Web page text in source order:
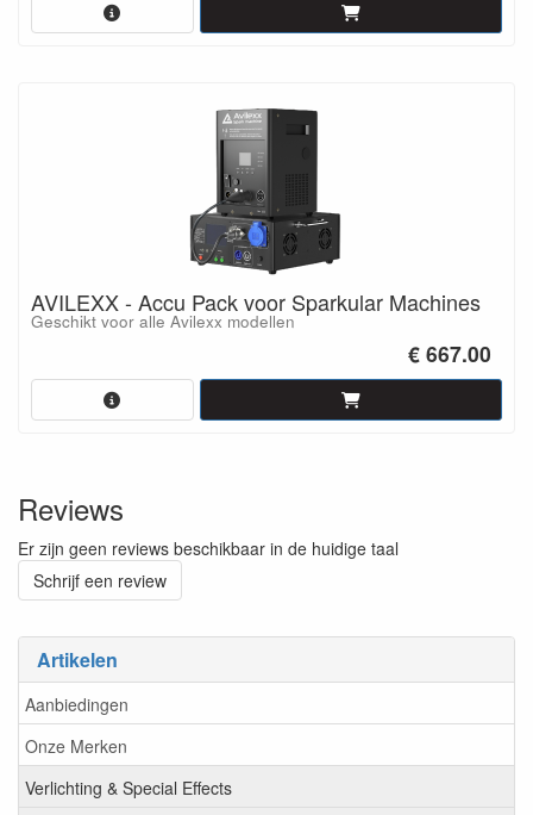
Artikelen
Aanbiedingen
Onze Merken
Verlichting & Special Effects
AVILEXX - Accu Pack voor Sparkular Machines
Geschikt voor alle Avilexx modellen
€ 667.00
Reviews
Er zijn geen reviews beschikbaar in de huidige taal
Schrijf een review